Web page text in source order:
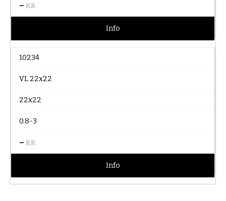
– KR
Info
10234
VL 22x22
22x22
0.8-3
– KR
Info